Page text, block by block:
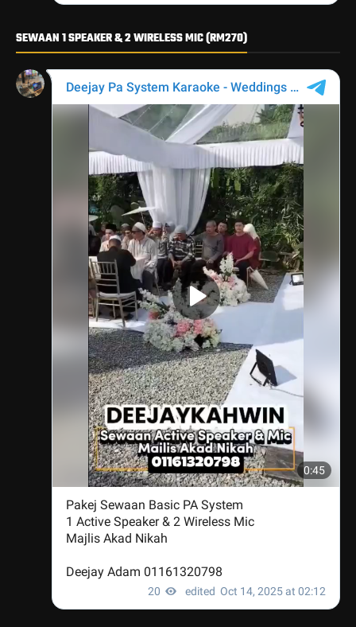
SEWAAN 1 SPEAKER & 2 WIRELESS MIC (RM270)